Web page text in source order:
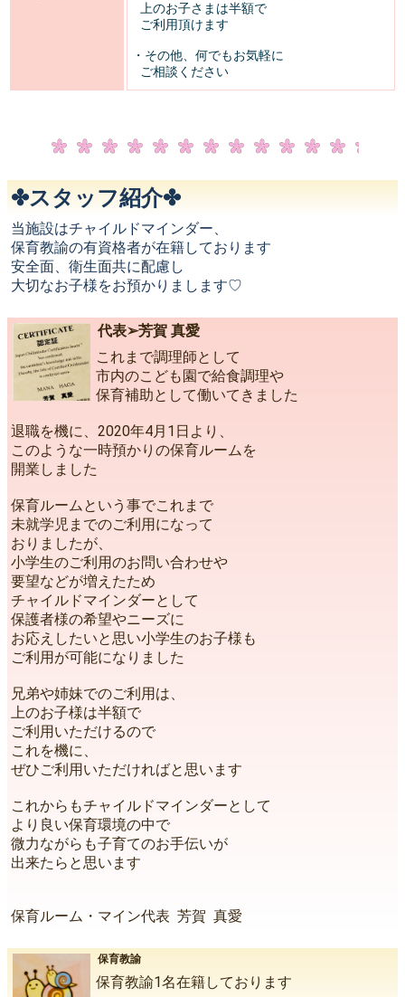
上のお子さまは半額で
ご利用頂けます
・その他、何でもお気軽に
ご相談ください
✤スタッフ紹介✤
当施設はチャイルドマインダー、
保育教諭の有資格者が在籍しております
安全面、衛生面共に配慮し
大切なお子様をお預かりまします♡
代表➢芳賀 真愛
これまで調理師として
市内のこども園で給食調理や
保育補助として働いてきました
退職を機に、2020年4月1日より、
このような一時預かりの保育ルームを
開業しました
保育ルームという事でこれまで
未就学児までのご利用になって
おりましたが、
小学生のご利用のお問い合わせや
要望などが増えたため
チャイルドマインダーとして
保護者様の希望やニーズに
お応えしたいと思い小学生のお子様も
ご利用が可能になりました
兄弟や姉妹でのご利用は、
上のお子様は半額で
ご利用いただけるので
これを機に、
ぜひご利用いただければと思います
これからもチャイルドマインダーとして
より良い保育環境の中で
微力ながらも子育てのお手伝いが
出来たらと思います
保育ルーム・マイン代表 芳賀 真愛
保育教諭
保育教諭1名在籍しております